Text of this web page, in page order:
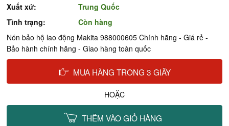
Xuất xứ:
Trung Quốc
Tình trạng:
Còn hàng
Nón bảo hộ lao động Makita 988000605 Chính hãng - Giá rẻ -
Bảo hành chính hãng - Giao hàng toàn quốc
MUA HÀNG TRONG 3 GIÂY
HOẶC
THÊM VÀO GIỎ HÀNG